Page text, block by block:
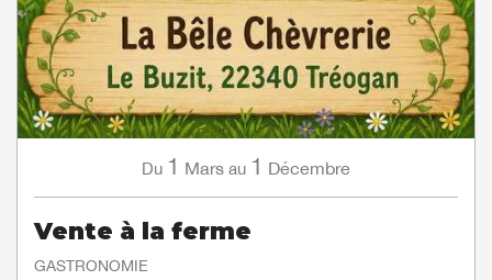
Du 1 Mars au 1 Décembre
Vente à la ferme
GASTRONOMIE